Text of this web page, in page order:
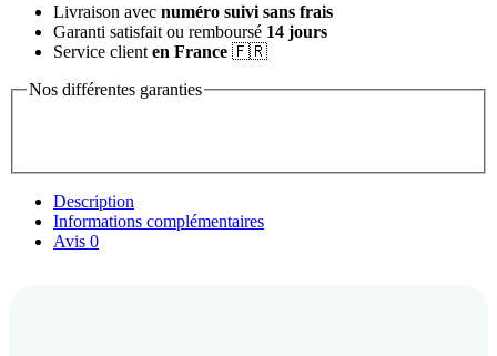
Livraison avec numéro suivi sans frais
Garanti satisfait ou remboursé 14 jours
Service client en France 🇫🇷
Nos différentes garanties
Description
Informations complémentaires
Avis 0